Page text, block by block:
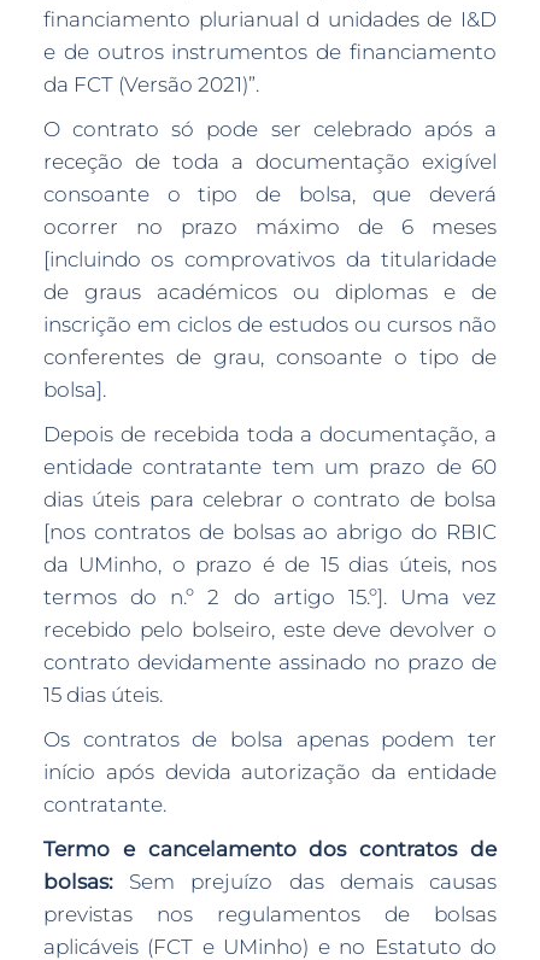
financiamento plurianual d unidades de I&D
e de outros instrumentos de financiamento
da FCT (Versão 2021)”.
O contrato só pode ser celebrado após a
receção de toda a documentação exigível
consoante o tipo de bolsa, que deverá
ocorrer no prazo máximo de 6 meses
[incluindo os comprovativos da titularidade
de graus académicos ou diplomas e de
inscrição em ciclos de estudos ou cursos não
conferentes de grau, consoante o tipo de
bolsa].
Depois de recebida toda a documentação, a
entidade contratante tem um prazo de 60
dias úteis para celebrar o contrato de bolsa
[nos contratos de bolsas ao abrigo do RBIC
da UMinho, o prazo é de 15 dias úteis, nos
termos do n.º 2 do artigo 15.º]. Uma vez
recebido pelo bolseiro, este deve devolver o
contrato devidamente assinado no prazo de
15 dias úteis.
Os contratos de bolsa apenas podem ter
início após devida autorização da entidade
contratante.
Termo e cancelamento dos contratos de
bolsas: Sem prejuízo das demais causas
previstas nos regulamentos de bolsas
aplicáveis (FCT e UMinho) e no Estatuto do